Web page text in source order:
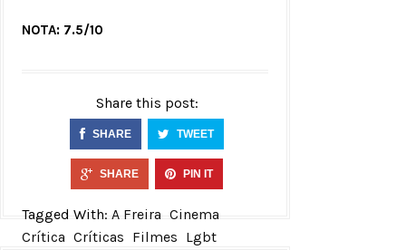
NOTA: 7.5/10
Share this post:
SHARE TWEET
SHARE PIN IT
Tagged With: A Freira Cinema
Crítica Críticas Filmes Lgbt